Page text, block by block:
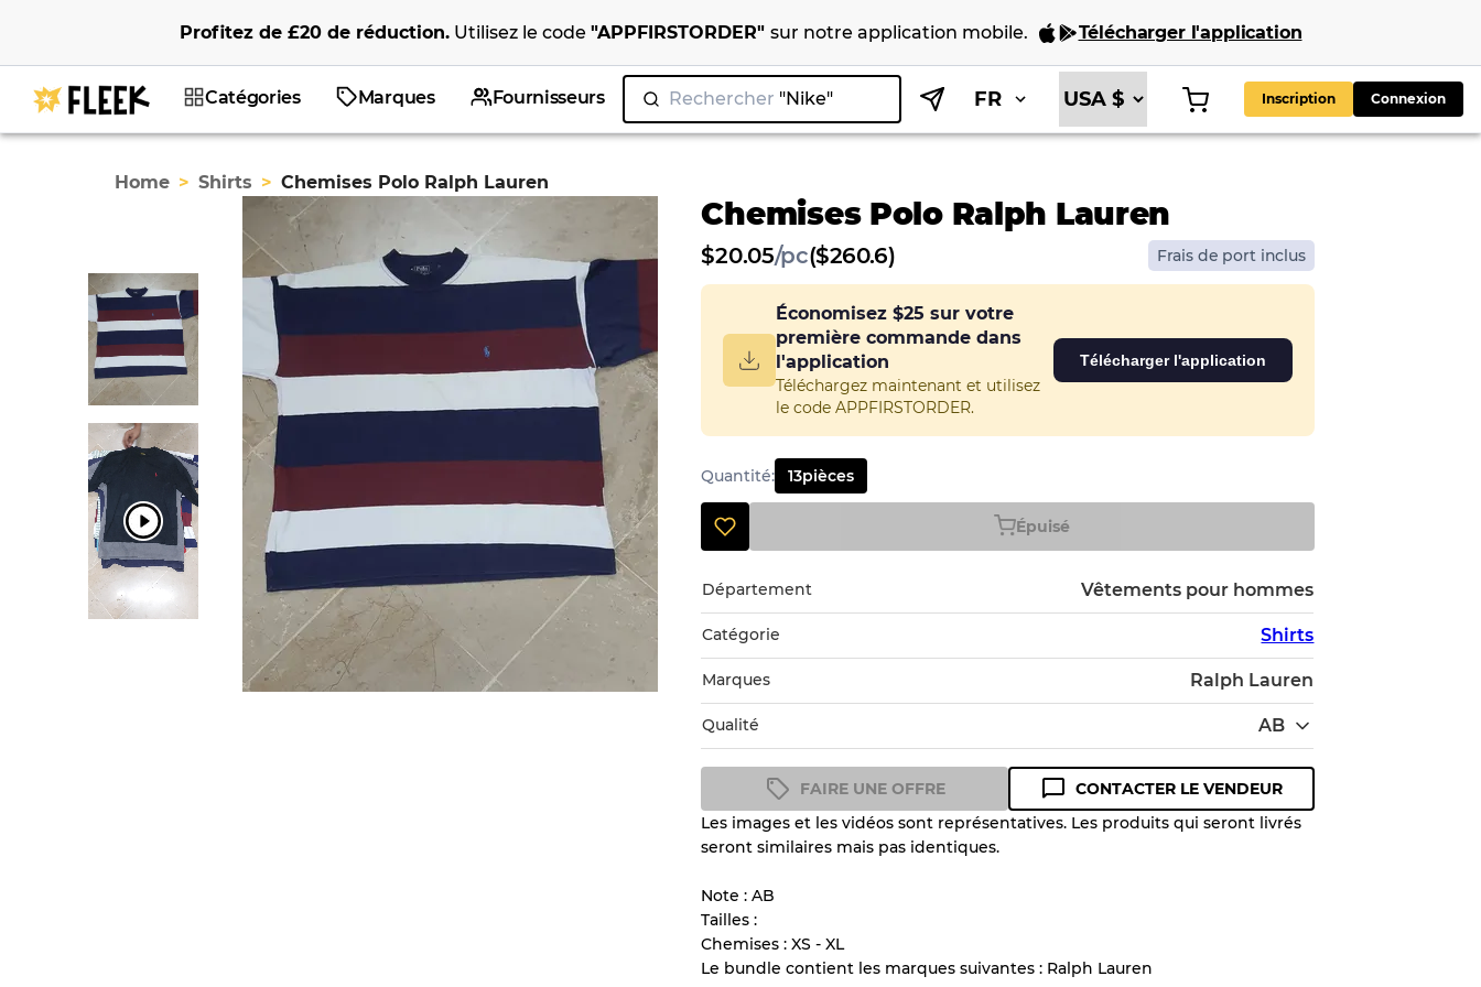
Profitez de £20de réduction. Utilisez le code "APPFIRSTORDER" sur notre application mobile. Télécharger l'application
Catégories Marques Fournisseurs Rechercher "N| FR Inscription Connexion
Home > Shirts > Chemises Polo Ralph Lauren
Chemises Polo Ralph Lauren
$20.05/pc($260.6) Frais de port inclus
Économisez $25 sur votre
première commande dans
l'application
Téléchargez maintenant et utilisez
le code APPFIRSTORDER.
Télécharger l'application
Quantité: 13pièces
Épuisé
Département Vêtements pour hommes
Catégorie Shirts
Marques Ralph Lauren
Qualité AB
Guide des conditions
l'état et l'apparence de chaque article avant l'achat.
Il y a une marge d'erreur allant jusqu'à
vente en gros
FAIRE UNE OFFRE
CONTACTER LE VENDEUR
Les images et les vidéos sont représentatives. Les produits qui seront livrés
seront similaires mais pas identiques.
Note : AB
Tailles :
Chemises : XS - XL
Le bundle contient les marques suivantes : Ralph Lauren